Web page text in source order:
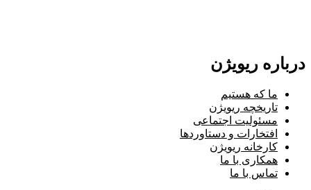
درباره ریویژن
ما که هستیم
تاریخچه ریویژن
مسئولیت اجتماعی
افتخارات و دستاوردها
کارخانه ریویژن
همکاری با ما
تماس با ما